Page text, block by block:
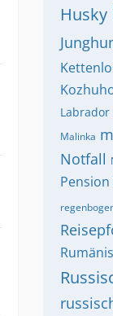
Husky
Labrador
Malinka
Notfall